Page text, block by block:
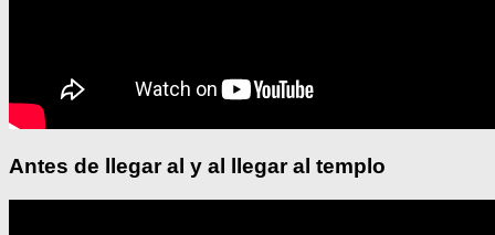
Antes de llegar al y al llegar al templo